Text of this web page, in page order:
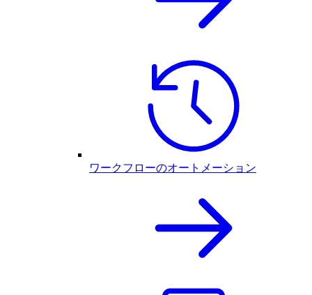
ワークフローのオートメーション